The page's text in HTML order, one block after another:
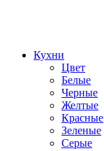
Кухни
Цвет
Белые
Черные
Желтые
Красные
Зеленые
Серые